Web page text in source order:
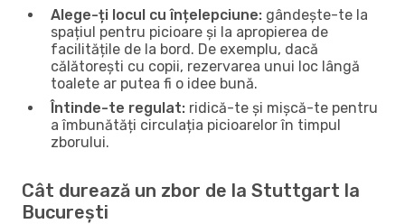
Alege-ți locul cu înțelepciune: gândește-te la
spațiul pentru picioare și la apropierea de
facilitățile de la bord. De exemplu, dacă
călătorești cu copii, rezervarea unui loc lângă
toalete ar putea fi o idee bună.
Întinde-te regulat: ridică-te și mișcă-te pentru
a îmbunătăți circulația picioarelor în timpul
zborului.
Cât durează un zbor de la Stuttgart la
București